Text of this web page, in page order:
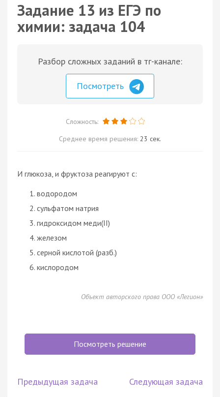
Задание 13 из ЕГЭ по
химии: задача 104
Разбор сложных заданий в тг-канале:
Посмотреть
Сложность:
Среднее время решения: 23 сек.
И глюкоза, и фруктоза реагируют с:
водородом
сульфатом натрия
гидроксидом меди(II)
железом
серной кислотой (разб.)
кислородом
Объект авторского права ООО «Легион»
Посмотреть решение
Предыдущая задача Следующая задача